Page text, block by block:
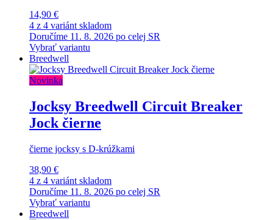
14,90 €
4 z 4 variánt skladom
Doručíme 11. 8. 2026 po celej SR
Vybrať variantu
Breedwell
Novinka
Jocksy Breedwell Circuit Breaker
Jock čierne
čierne jocksy s D-krúžkami
38,90 €
4 z 4 variánt skladom
Doručíme 11. 8. 2026 po celej SR
Vybrať variantu
Breedwell